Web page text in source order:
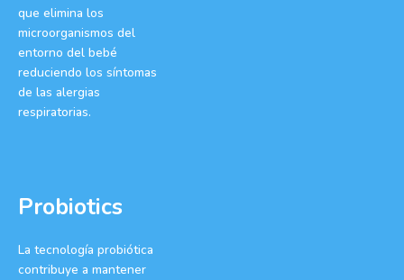
que elimina los
microorganismos del
entorno del bebé
reduciendo los síntomas
de las alergias
respiratorias.
Probiotics
La tecnología probiótica
contribuye a mantener